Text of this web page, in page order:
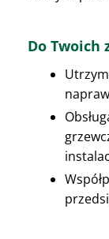
Do Twoich